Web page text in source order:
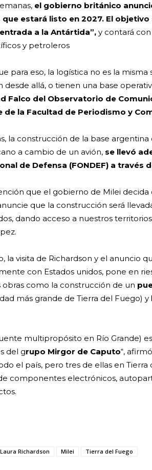
el gobierno británico
que estará listo en 2027. El
a la Antártida”, y contará
y petroleros
para eso, la logística no es la
desde allá, o tienen una base
Falco del Observatorio de
de la Facultad de Periodismo y
la construcción de la base
a cambio de un avión, se llevó
de Defensa (FONDEF) a través
que el gobierno de Milei
que la construcción será
dando acceso a nuestros
la visita de Richardson y el anuncio
con Estados unidos, pone en
como la construcción de un
más grande de Tierra del Fuego) y
multipropósito en Río Grande)
del grupo Mirgor de Caputo“,
el país, pero tres de ellas en Tierra
componentes electrónicos,
Laura Richardson Milei Tierra del Fuego